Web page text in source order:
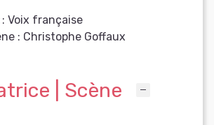
Voix française
: Christophe Goffaux
| Scène